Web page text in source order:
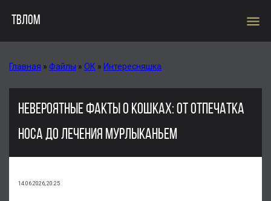
ТВЛОМ menu
Главная » Файлы » ОК » Интересняшка
НЕВЕРОЯТНЫЕ ФАКТЫ О КОШКАХ: ОТ ОТПЕЧАТКА
НОСА ДО ЛЕЧЕНИЯ МУРЛЫКАНЬЕМ
14.06.2026, 20:25